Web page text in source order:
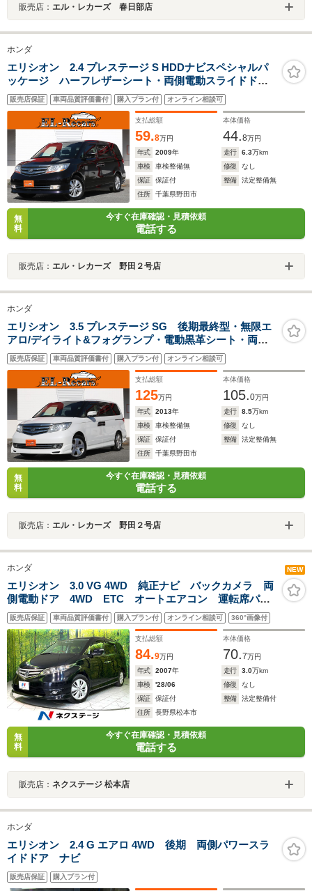
販売店： エル・レカーズ 春日部店
ホンダ
エリシオン 2.4 プレステージ S HDDナビスペシャルパ
ッケージ ハーフレザーシート・両側電動スライドド
ア・バックカメラ・ETC・キーレス・オートA/C・木目調
パネル・革巻きステアリング・純正17インチアルミ
販売店保証 車両品質評価書付 購入プラン付 オンライン相談可
支払総額
59.8万円
本体価格
44.8万円
年式
2009年 走行 6.3万km
車検
車検整備無 修復
なし
保証
保証付 整備
法定整備無
住所
千葉県野田市
無
料
今すぐ在庫確認・見積依頼
電話する
販売店： エル・レカーズ 野田２号店
ホンダ
エリシオン 3.5 プレステージ SG 後期最終型・無限エ
アロ/デイライト&フォグランプ・電動黒革シート・両側
電動スライドドア・フリップダウンモニター・バックカ
メラ・HDDナビ・地デジ視聴・シートヒーター・ミュー
ジックサーバー・スマートキー
販売店保証 車両品質評価書付 購入プラン付 オンライン相談可
支払総額
125万円
本体価格
105.0万円
年式
2013年 走行 8.5万km
車検
車検整備無 修復
なし
保証
保証付 整備
法定整備無
住所
千葉県野田市
無
料
今すぐ在庫確認・見積依頼
電話する
販売店： エル・レカーズ 野田２号店
ホンダ NEW
エリシオン 3.0 VG 4WD 純正ナビ バックカメラ 両
側電動ドア 4WD ETC オートエアコン 運転席パワ
ーシート スマートキー HIDヘッド オートライト 純
正17インチアルミホイール CD/DVD再生
販売店保証 車両品質評価書付 購入プラン付 オンライン相談可 360°画像付
支払総額
84.9万円
本体価格
70.7万円
年式
2007年 走行 3.0万km
車検
'28/06 修復
なし
保証
保証付 整備
法定整備付
住所
長野県松本市
無
料
今すぐ在庫確認・見積依頼
電話する
販売店： ネクステージ 松本店
ホンダ
エリシオン 2.4 G エアロ 4WD 後期 両側パワースラ
イドドア ナビ
販売店保証 購入プラン付